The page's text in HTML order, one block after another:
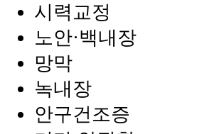
시력교정
노안·백내장
망막
녹내장
안구건조증